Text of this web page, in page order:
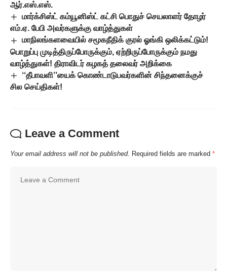
ஆர்.எஸ்.எஸ்.
மார்க்சிஸ்ட் கம்யூனிஸ்ட் கட்சி பொதுச் செயலாளர் தோழர்
எம்.ஏ. பேபி அவர்களுக்கு வாழ்த்துகள்
மாநிலங்களவையில் சமூகநீதிக் குரல் ஓங்கி ஒலிக்கட்டும்!
பொறுப்பு முடித்திருப்போருக்கும், ஏற்றிருப்போருக்கும் நமது
வாழ்த்துகள்! திராவிடர் கழகத் தலைவர் அறிக்கை
‘‘தீபாவளி’’யைக் கொண்டாடுபவர்களின் சிந்தனைக்குச்
சில செய்திகள்!
Leave a Comment
Your email address will not be published. Required fields are marked *